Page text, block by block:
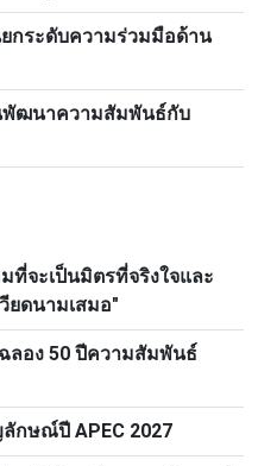
กระดับความร่วมมือด้าน
ฒนาความสัมพันธ์กับ
ที่จะเป็นมิตรที่จริงใจและ
ยดนามเสมอ"
ลอง 50 ปีความสัมพันธ์
กษณ์ปี APEC 2027